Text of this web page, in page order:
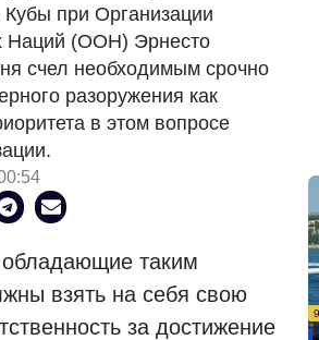
Кубы при Организации
Наций (ООН) Эрнесто
счел необходимым срочно
разоружения как
в этом вопросе
обладающие таким
взять на себя свою
за достижение